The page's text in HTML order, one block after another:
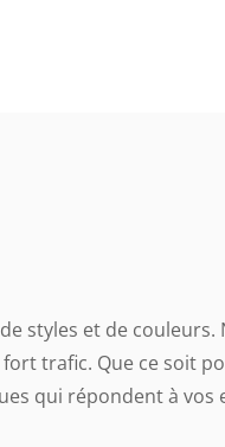
styles et de couleurs.
trafic. Que ce soit
qui répondent à vos